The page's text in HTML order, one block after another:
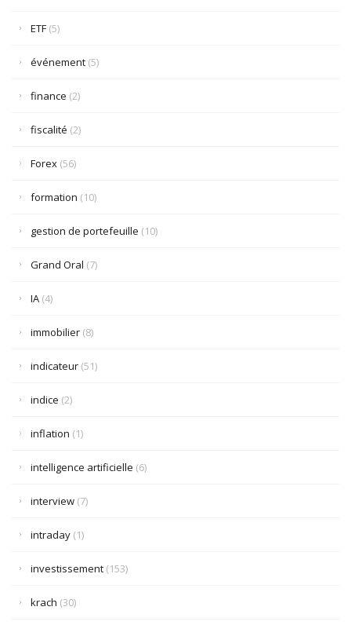
ETF (5)
événement (5)
finance (2)
fiscalité (2)
Forex (56)
formation (10)
gestion de portefeuille (10)
Grand Oral (7)
IA (4)
immobilier (8)
indicateur (51)
indice (2)
inflation (1)
intelligence artificielle (6)
interview (7)
intraday (1)
investissement (153)
krach (30)